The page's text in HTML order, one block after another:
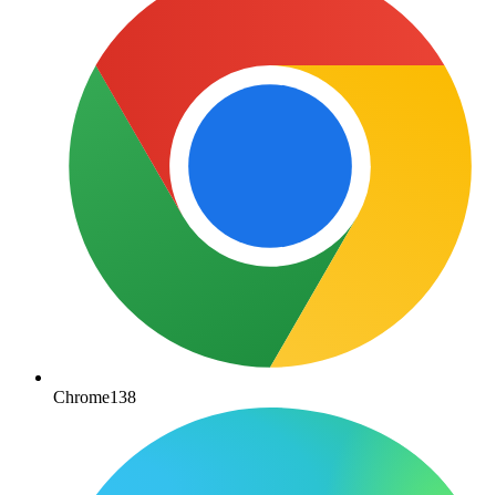
Chrome138